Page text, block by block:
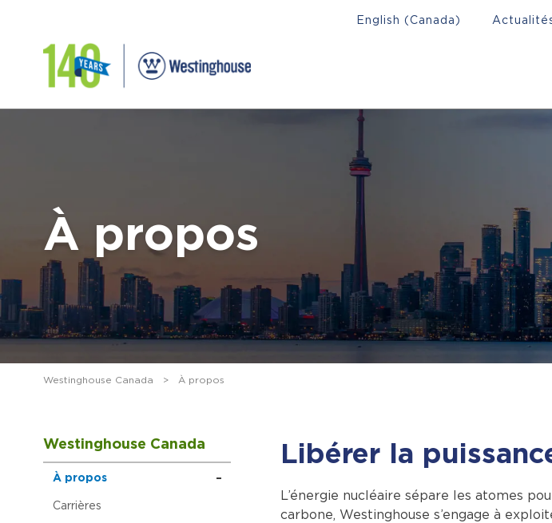
English (Canada)
À propos
Westinghouse Canada > À propos
Westinghouse Canada
À propos
Carrières
Libérer la
L’énergie nucléaire sépare les atomes
carbone, Westinghouse s’engage à